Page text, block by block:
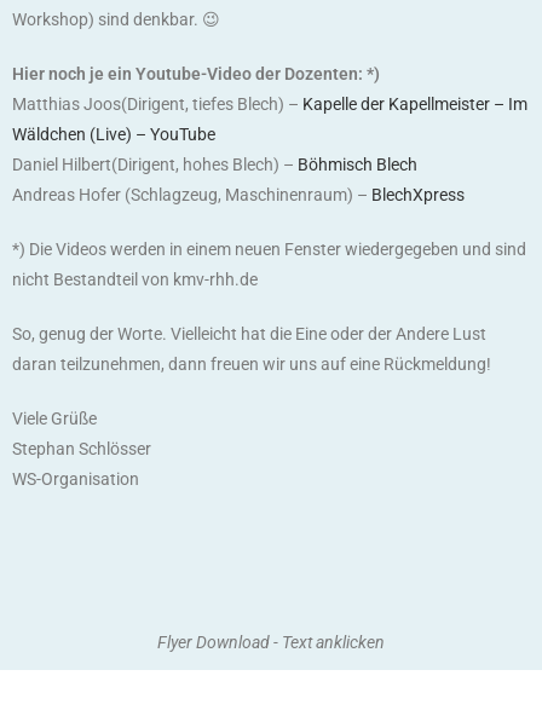
Workshop) sind denkbar. 😉
Hier noch je ein Youtube-Video der Dozenten: *)
Matthias Joos(Dirigent, tiefes Blech) – Kapelle der Kapellmeister – Im
Wäldchen (Live) – YouTube
Daniel Hilbert(Dirigent, hohes Blech) – Böhmisch Blech
Andreas Hofer (Schlagzeug, Maschinenraum) – BlechXpress
*) Die Videos werden in einem neuen Fenster wiedergegeben und sind
nicht Bestandteil von kmv-rhh.de
So, genug der Worte. Vielleicht hat die Eine oder der Andere Lust
daran teilzunehmen, dann freuen wir uns auf eine Rückmeldung!
Viele Grüße
Stephan Schlösser
WS-Organisation
Flyer Download - Text anklicken